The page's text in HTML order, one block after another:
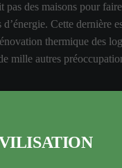
des maisons pour
Cette dernière
thermique des
mille autres
Il se trouve en
développement